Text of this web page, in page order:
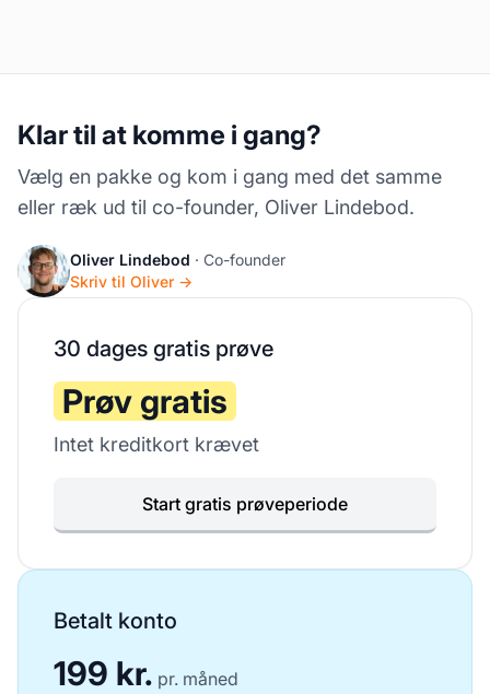
Klar til at komme i gang?
Vælg en pakke og kom i gang med det samme
eller ræk ud til co-founder, Oliver Lindebod.
Oliver Lindebod · Co-founder
Skriv til Oliver →
30 dages gratis prøve
Prøv gratis
Intet kreditkort krævet
Start gratis prøveperiode
Betalt konto
199 kr. pr. måned